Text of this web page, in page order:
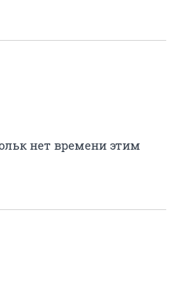
нет времени этим